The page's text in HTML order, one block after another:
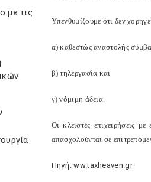
με τις
Υπενθυμίζουμε ότι δεν
α) καθεστώς αναστολής
β) τηλεργασία και
γ) νόμιμη άδεια.
Οι κλειστές επιχειρήσεις
απασχολούνται σε
Πηγή: ww.taxheaven.gr